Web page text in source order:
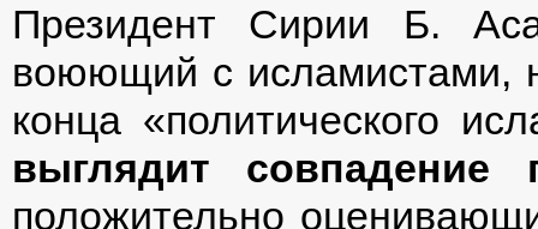
Президент Сирии Б.
воюющий с исламистами,
конца «политического
выглядит совпадение
положительно